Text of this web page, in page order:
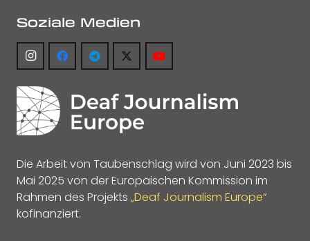
Soziale Medien
Die Arbeit von Taubenschlag wird von Juni 2023 bis
Mai 2025 von der Europäischen Kommission im
Rahmen des Projekts „Deaf Journalism Europe“
kofinanziert.